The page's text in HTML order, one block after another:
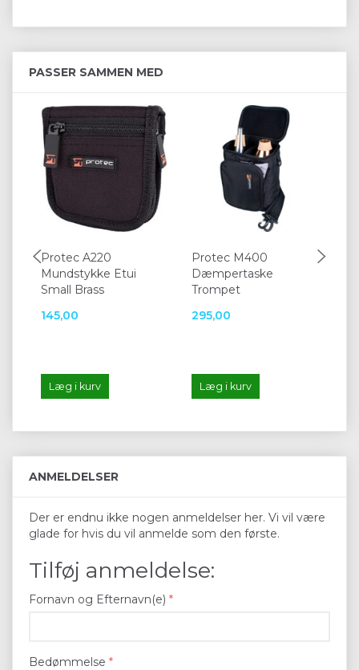
PASSER SAMMEN MED
Protec A220
Mundstykke Etui
Small Brass
145,00
Læg i kurv
Protec M400
Dæmpertaske
Trompet
295,00
Læg i kurv
ANMELDELSER
Der er endnu ikke nogen anmeldelser her. Vi vil være
glade for hvis du vil anmelde som den første.
Tilføj anmeldelse:
Fornavn og Efternavn(e)
Bedømmelse